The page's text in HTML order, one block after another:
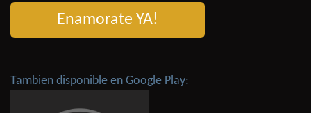
Enamorate YA!
Tambien disponible en Google Play: